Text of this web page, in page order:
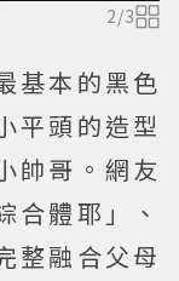
2/3
基本的黑色
平頭的造型
帥哥。網友
合體耶」、
整融合父母